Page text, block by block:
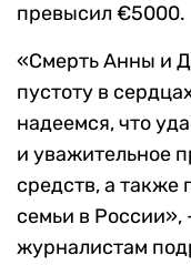
превысил €5000.
«Смерть Анны и
пустоту в
надеемся, что
и уважительное
средств, а также
семьи в
журналистам